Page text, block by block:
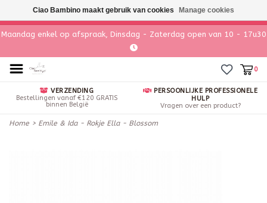
Maandag enkel op afspraak, Dinsdag - Zaterdag open van 10 - 17u30
0
VERZENDING
Bestellingen vanaf €120 GRATIS
binnen België
PERSOONLIJKE PROFESSIONELE
HULP
Vragen over een product?
Home > Emile & Ida - Rokje Ella - Blossom
Ciao Bambino maakt gebruik van cookies Manage cookies